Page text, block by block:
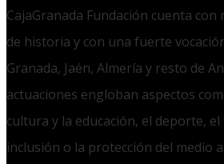
CajaGranada Fundación cuenta con
de historia y con una fuerte
Granada, Jaén, Almería y resto de
actuaciones engloban aspectos
cultura y la educación, el deporte,
inclusión o la protección del medio